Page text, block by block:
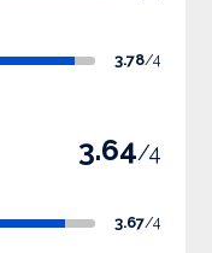
3.78/4
3.64/4
3.67/4